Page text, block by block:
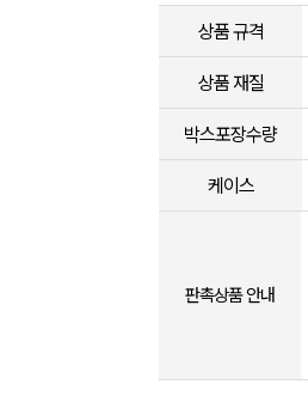
상품 규격
상품 재질
박스포장수량
케이스
판촉상품 안내